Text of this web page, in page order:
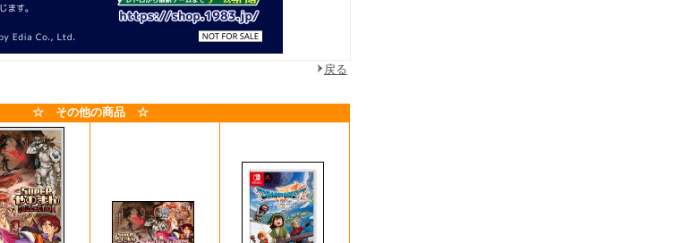
戻る
☆ その他の商品 ☆